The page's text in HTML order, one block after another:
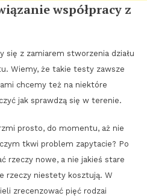
współpracy z
się z zamiarem stworzenia działu
Wiemy, że takie testy zawsze
chcemy też na niektóre
jak sprawdzą się w terenie.
prosto, do momentu, aż nie
tkwi problem zapytacie? Po
rzeczy nowe, a nie jakieś stare
rzeczy niestety kosztują. W
zrecenzować pięć rodzai